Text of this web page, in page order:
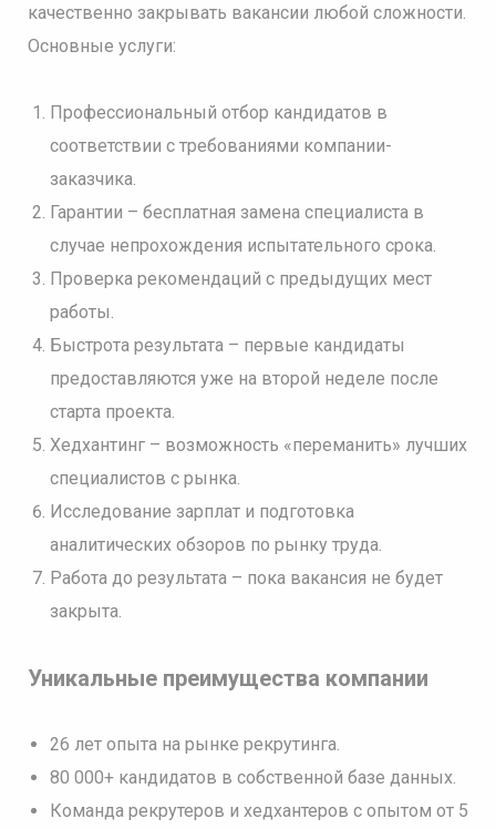
качественно закрывать вакансии любой сложности.
Основные услуги:
Профессиональный отбор кандидатов в
соответствии с требованиями компании-
заказчика.
Гарантии – бесплатная замена специалиста в
случае непрохождения испытательного срока.
Проверка рекомендаций с предыдущих мест
работы.
Быстрота результата – первые кандидаты
предоставляются уже на второй неделе после
старта проекта.
Хедхантинг – возможность «переманить» лучших
специалистов с рынка.
Исследование зарплат и подготовка
аналитических обзоров по рынку труда.
Работа до результата – пока вакансия не будет
закрыта.
Уникальные преимущества компании
26 лет опыта на рынке рекрутинга.
80 000+ кандидатов в собственной базе данных.
Команда рекрутеров и хедхантеров с опытом от 5